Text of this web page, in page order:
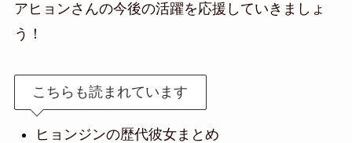
アヒョンさんの今後の活躍を応援していきましょ
う！
こちらも読まれています
ヒョンジンの歴代彼女まとめ